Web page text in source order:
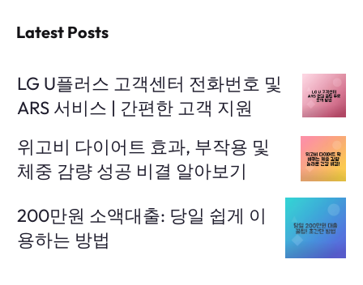
Latest Posts
LG U플러스 고객센터 전화번호 및
ARS 서비스 | 간편한 고객 지원
위고비 다이어트 효과, 부작용 및
체중 감량 성공 비결 알아보기
200만원 소액대출: 당일 쉽게 이
용하는 방법